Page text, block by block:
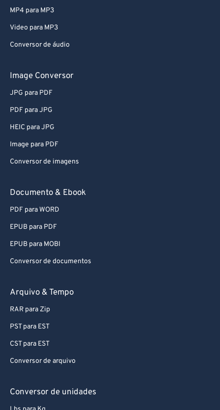
MP4 para MP3
Video para MP3
Conversor de áudio
Image Conversor
JPG para PDF
PDF para JPG
HEIC para JPG
Image para PDF
Conversor de imagens
Documento & Ebook
PDF para WORD
EPUB para PDF
EPUB para MOBI
Conversor de documentos
Arquivo & Tempo
RAR para Zip
PST para EST
CST para EST
Conversor de arquivo
Conversor de unidades